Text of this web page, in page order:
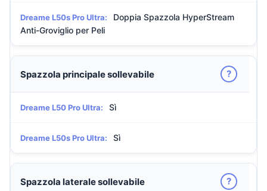
Dreame L50s Pro Ultra:
Doppia Spazzola HyperStream
Anti-Groviglio per Peli
Spazzola principale sollevabile ?
Dreame L50 Pro Ultra: Sì
Dreame L50s Pro Ultra: Sì
Spazzola laterale sollevabile ?